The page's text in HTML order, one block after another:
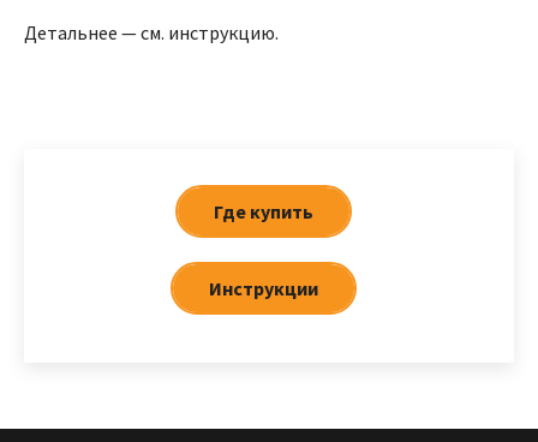
Детальнее — см. инструкцию.
Где купить
Инструкции